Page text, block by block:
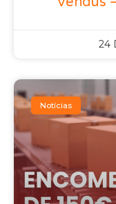
24
Notícias